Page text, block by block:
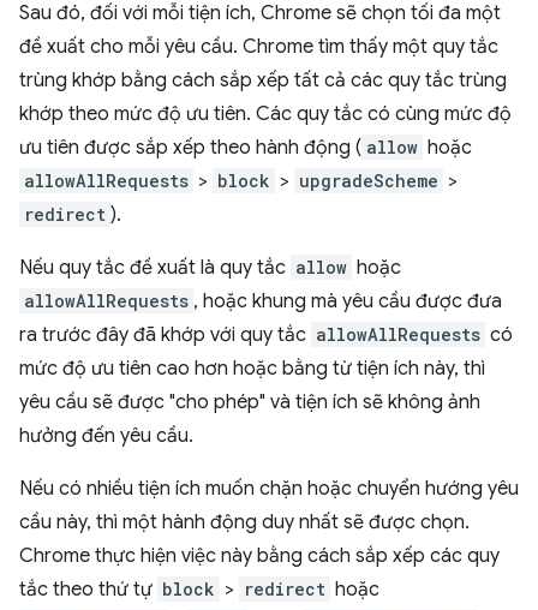
Sau đó, đối với mỗi tiện ích, Chrome sẽ chọn tối đa một
đề xuất cho mỗi yêu cầu. Chrome tìm thấy một quy tắc
trùng khớp bằng cách sắp xếp tất cả các quy tắc trùng
khớp theo mức độ ưu tiên. Các quy tắc có cùng mức độ
ưu tiên được sắp xếp theo hành động ( allow hoặc
allowAllRequests > block > upgradeScheme >
redirect ).
Nếu quy tắc đề xuất là quy tắc allow hoặc
allowAllRequests , hoặc khung mà yêu cầu được đưa
ra trước đây đã khớp với quy tắc allowAllRequests có
mức độ ưu tiên cao hơn hoặc bằng từ tiện ích này, thì
yêu cầu sẽ được "cho phép" và tiện ích sẽ không ảnh
hưởng đến yêu cầu.
Nếu có nhiều tiện ích muốn chặn hoặc chuyển hướng yêu
cầu này, thì một hành động duy nhất sẽ được chọn.
Chrome thực hiện việc này bằng cách sắp xếp các quy
tắc theo thứ tự block > redirect hoặc